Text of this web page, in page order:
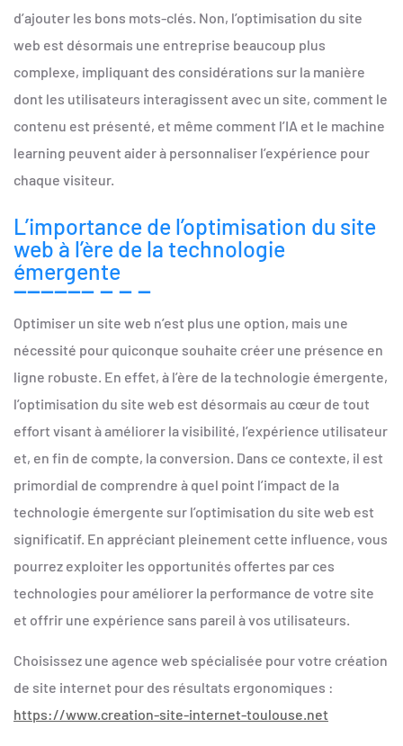
d’ajouter les bons mots-clés. Non, l’optimisation du site
web est désormais une entreprise beaucoup plus
complexe, impliquant des considérations sur la manière
dont les utilisateurs interagissent avec un site, comment le
contenu est présenté, et même comment l’IA et le machine
learning peuvent aider à personnaliser l’expérience pour
chaque visiteur.
L’importance de l’optimisation du site
web à l’ère de la technologie
émergente
Optimiser un site web n’est plus une option, mais une
nécessité pour quiconque souhaite créer une présence en
ligne robuste. En effet, à l’ère de la technologie émergente,
l’optimisation du site web est désormais au cœur de tout
effort visant à améliorer la visibilité, l’expérience utilisateur
et, en fin de compte, la conversion. Dans ce contexte, il est
primordial de comprendre à quel point l’impact de la
technologie émergente sur l’optimisation du site web est
significatif. En appréciant pleinement cette influence, vous
pourrez exploiter les opportunités offertes par ces
technologies pour améliorer la performance de votre site
et offrir une expérience sans pareil à vos utilisateurs.
Choisissez une agence web spécialisée pour votre création
de site internet pour des résultats ergonomiques :
https://www.creation-site-internet-toulouse.net